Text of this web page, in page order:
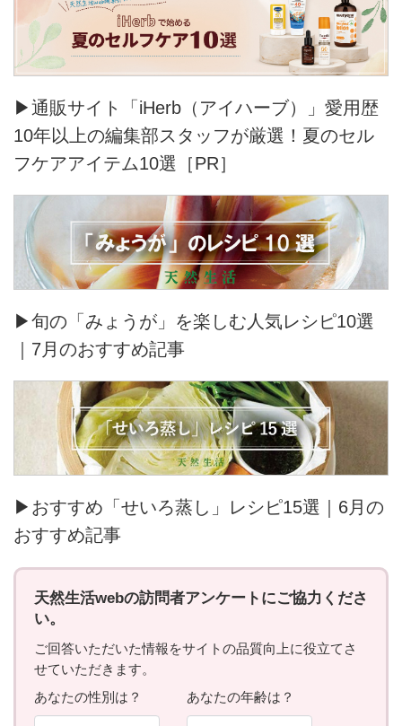
▶通販サイト「iHerb（アイハーブ）」愛用歴
10年以上の編集部スタッフが厳選！夏のセル
フケアアイテム10選［PR］
▶旬の「みょうが」を楽しむ人気レシピ10選
｜7月のおすすめ記事
▶おすすめ「せいろ蒸し」レシピ15選｜6月の
おすすめ記事